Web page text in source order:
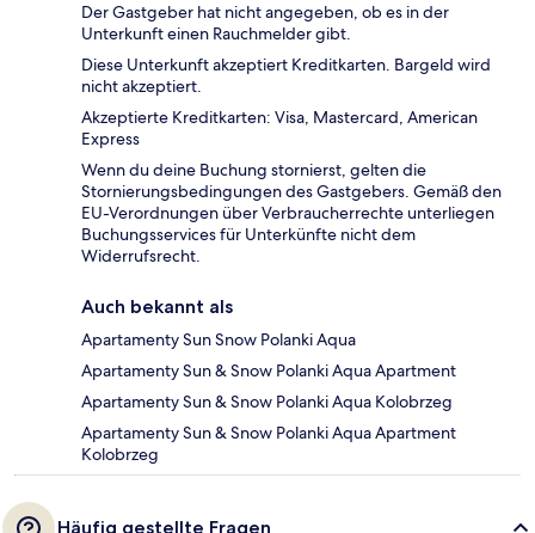
Der Gastgeber hat nicht angegeben, ob es in der
Unterkunft einen Rauchmelder gibt.
Diese Unterkunft akzeptiert Kreditkarten. Bargeld wird
nicht akzeptiert.
Akzeptierte Kreditkarten: Visa, Mastercard, American
Express
Wenn du deine Buchung stornierst, gelten die
Stornierungsbedingungen des Gastgebers. Gemäß den
EU-Verordnungen über Verbraucherrechte unterliegen
Buchungsservices für Unterkünfte nicht dem
Widerrufsrecht.
Auch bekannt als
Apartamenty Sun Snow Polanki Aqua
Apartamenty Sun & Snow Polanki Aqua Apartment
Apartamenty Sun & Snow Polanki Aqua Kolobrzeg
Apartamenty Sun & Snow Polanki Aqua Apartment
Kolobrzeg
Häufig gestellte Fragen